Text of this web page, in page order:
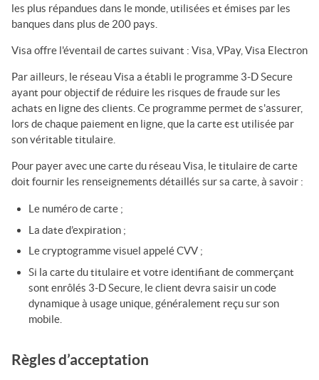
les plus répandues dans le monde, utilisées et émises par les
banques dans plus de 200 pays.
Visa offre l'éventail de cartes suivant : Visa, VPay, Visa Electron
Par ailleurs, le réseauVisa a établi le programme 3-D Secure
ayant pour objectif de réduire les risques de fraude sur les
achats en ligne des clients. Ce programme permet de s'assurer,
lors de chaque paiement en ligne, que la carte est utilisée par
son véritable titulaire.
Pour payer avec une carte du réseauVisa , le titulaire de carte
doit fournir les renseignements détaillés sur sa carte, à savoir :
Le numéro de carte ;
La date d’expiration ;
Le cryptogramme visuel appelé CVV ;
Si la carte du titulaire et votre identifiant de commerçant
sont enrôlés 3-D Secure, le client devra saisir un code
dynamique à usage unique, généralement reçu sur son
mobile.
Règles d’acceptation